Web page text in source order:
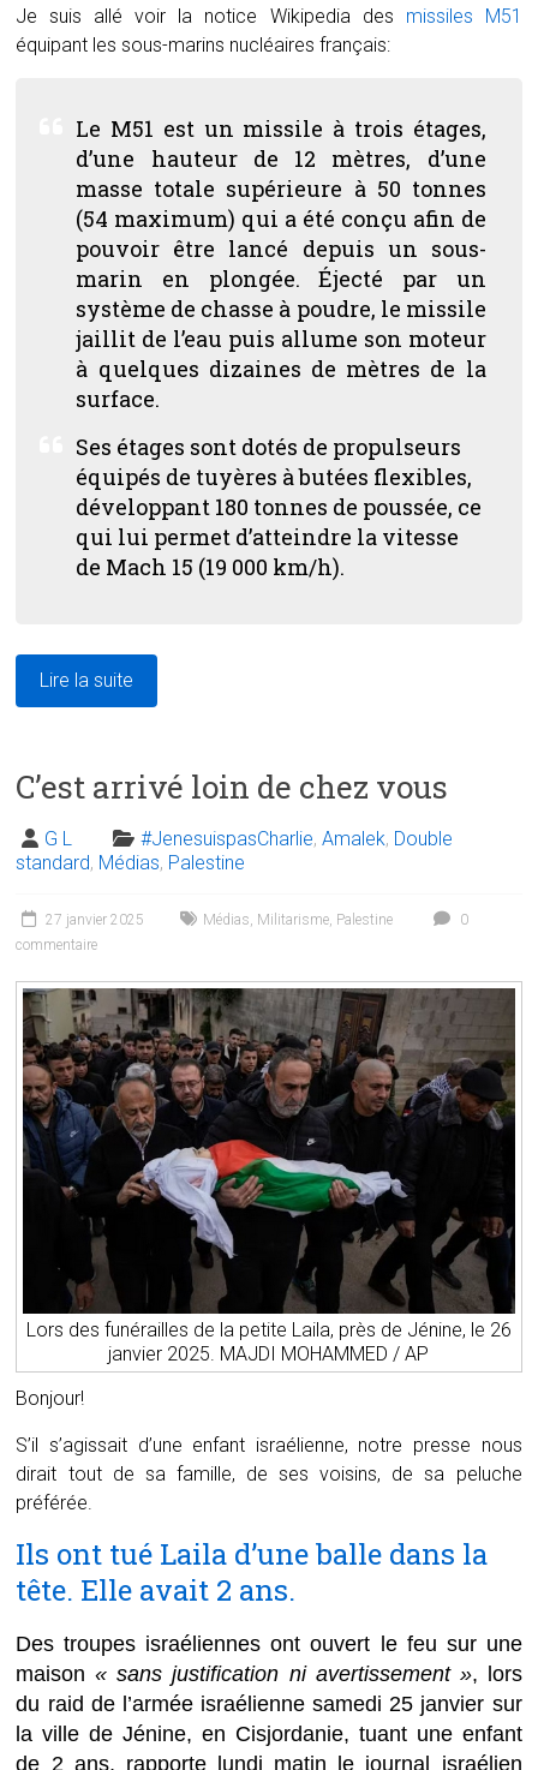
Je suis allé voir la notice Wikipedia des missiles M51
équipant les sous-marins nucléaires français:
Le M51 est un missile à trois étages,
d’une hauteur de 12 mètres, d’une
masse totale supérieure à 50 tonnes
(54 maximum) qui a été conçu afin de
pouvoir être lancé depuis un sous-
marin en plongée. Éjecté par un
système de chasse à poudre, le missile
jaillit de l’eau puis allume son moteur
à quelques dizaines de mètres de la
surface.
Ses étages sont dotés de propulseurs
équipés de tuyères à butées flexibles,
développant 180 tonnes de poussée, ce
qui lui permet d’atteindre la vitesse
de Mach 15 (19 000 km/h).
Lire la suite
C’est arrivé loin de chez vous
G L #JenesuispasCharlie,Amalek, Double
standard, Médias, Palestine
27 janvier 2025 Médias Militarisme Palestine
0
commentaire
Lors des funérailles de la petite Laila, près de Jénine, le 26
janvier 2025. MAJDI MOHAMMED / AP
Bonjour!
S’il s’agissait d’une enfant israélienne, notre presse nous
dirait tout de sa famille, de ses voisins, de sa peluche
préférée.
Ils ont tué Laila d’une balle dans la
tête. Elle avait 2 ans.
Des troupes israéliennes ont ouvert le feu sur une
maison« sans justification ni avertissement », lors
du raid de l’armée israélienne samedi 25 janvier sur
la ville de Jénine, en Cisjordanie, tuant une enfant
de 2 ans, rapporte lundi matin le journal israélien